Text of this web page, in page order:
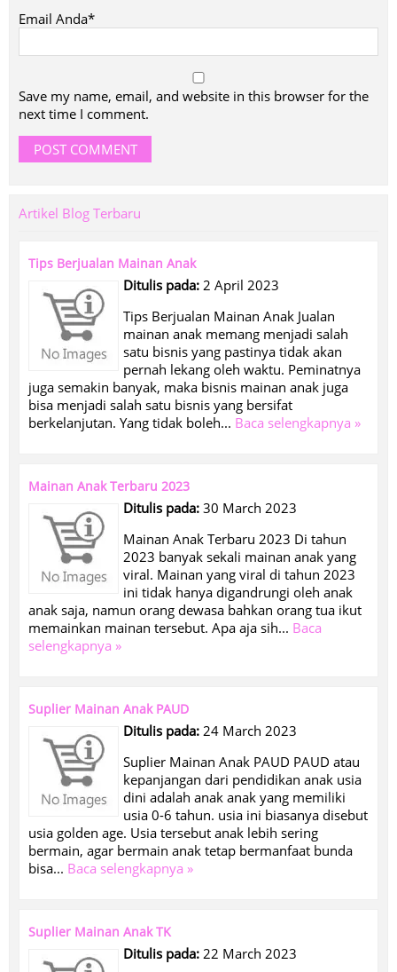
Email Anda*
Save my name, email, and website in this browser for the
next time I comment.
Artikel Blog Terbaru
Tips Berjualan Mainan Anak
Ditulis pada: 2 April 2023
Tips Berjualan Mainan Anak Jualan
mainan anak memang menjadi salah
satu bisnis yang pastinya tidak akan
pernah lekang oleh waktu. Peminatnya
juga semakin banyak, maka bisnis mainan anak juga
bisa menjadi salah satu bisnis yang bersifat
berkelanjutan. Yang tidak boleh... Baca selengkapnya »
Mainan Anak Terbaru 2023
Ditulis pada: 30 March 2023
Mainan Anak Terbaru 2023 Di tahun
2023 banyak sekali mainan anak yang
viral. Mainan yang viral di tahun 2023
ini tidak hanya digandrungi oleh anak
anak saja, namun orang dewasa bahkan orang tua ikut
memainkan mainan tersebut. Apa aja sih... Baca
selengkapnya »
Suplier Mainan Anak PAUD
Ditulis pada: 24 March 2023
Suplier Mainan Anak PAUD PAUD atau
kepanjangan dari pendidikan anak usia
dini adalah anak anak yang memiliki
usia 0-6 tahun. usia ini biasanya disebut
usia golden age. Usia tersebut anak lebih sering
bermain, agar bermain anak tetap bermanfaat bunda
bisa... Baca selengkapnya »
Suplier Mainan Anak TK
Ditulis pada: 22 March 2023